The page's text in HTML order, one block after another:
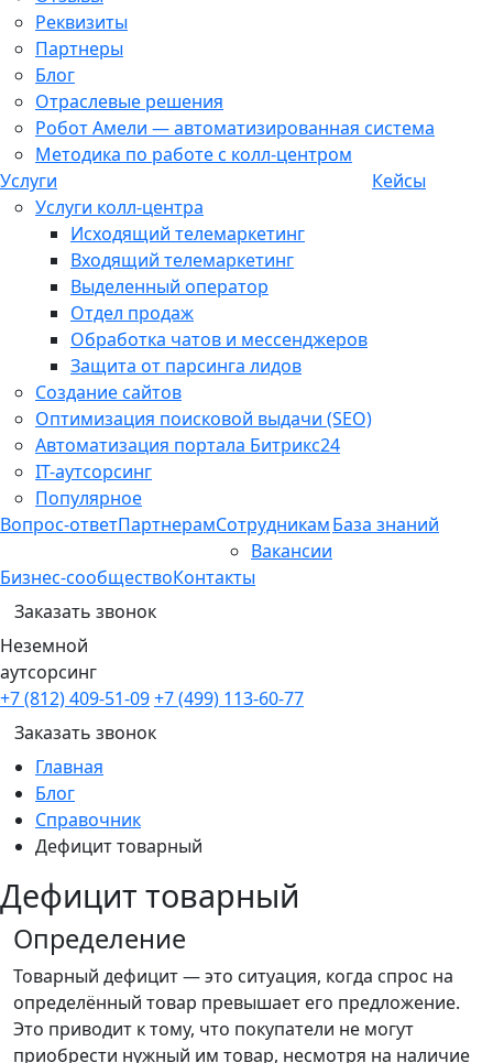
Реквизиты
Партнеры
Блог
Отраслевые решения
Робот Амели — автоматизированная система
Методика по работе с колл-центром
Услуги
Услуги колл-центра
Исходящий телемаркетинг
Входящий телемаркетинг
Выделенный оператор
Отдел продаж
Обработка чатов и мессенджеров
Защита от парсинга лидов
Создание сайтов
Оптимизация поисковой выдачи (SEO)
Автоматизация портала Битрикс24
IT-аутсорсинг
Популярное
Кейсы
Вопрос-ответПартнерамСотрудникам
Вакансии
База знаний
Бизнес-сообществоКонтакты
Заказать звонок
Неземной
аутсорсинг
+7 (812) 409-51-09+7 (499) 113-60-77
Заказать звонок
Главная
Блог
Справочник
Дефицит товарный
Дефицит товарный
Определение
Товарный дефицит — это ситуация, когда спрос на
определённый товар превышает его предложение.
Это приводит к тому, что покупатели не могут
приобрести нужный им товар, несмотря на наличие